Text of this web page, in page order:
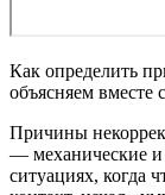
Как определить
объясняем вместе
Причины
— механические и
ситуациях, когда